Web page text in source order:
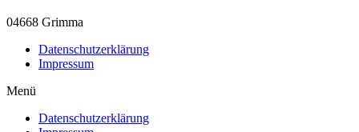
04668 Grimma
Datenschutzerklärung
Impressum
Menü
Datenschutzerklärung